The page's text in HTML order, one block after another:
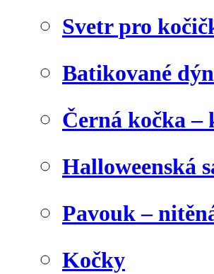
Svetr pro
Batikované
Černá kočka
Halloweenská
Pavouk –
Kočky